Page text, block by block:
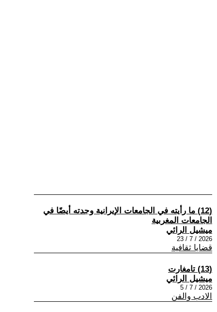
(12) ما رأيته في الجامعات الإيرانية وجدته أيضًا في
الجامعات المغربية
ميشيل الرائي
2026 / 7 / 23
قضايا ثقافية
(13) تامغارت
ميشيل الرائي
2026 / 7 / 5
الادب والفن